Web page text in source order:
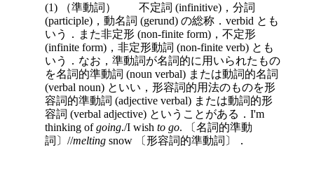
(1) （準動詞） 不定詞 (infinitive)，分詞
(participle)，動名詞 (gerund) の総称．verbid とも
いう．また非定形 (non-finite form)，不定形
(infinite form)，非定形動詞 (non-finite verb) とも
いう．なお，準動詞が名詞的に用いられたもの
を名詞的準動詞 (noun verbal) または動詞的名詞
(verbal noun) といい，形容詞的用法のものを形
容詞的準動詞 (adjective verbal) または動詞的形
容詞 (verbal adjective) ということがある．I'm
thinking ofgoing./I wish to go. 〔名詞的準動
詞〕//melting snow 〔形容詞的準動詞〕．